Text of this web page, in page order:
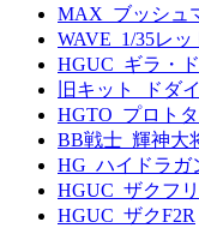
MAX_ブッシュ
WAVE_1/35レ
HGUC_ギラ・
旧キット_ドダ
HGTO_プロト
BB戦士_輝神大
HG_ハイドラガ
HGUC_ザクフ
HGUC_ザクF2R